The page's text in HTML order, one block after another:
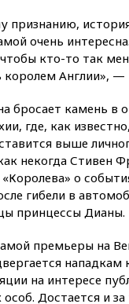
признанию,
очень
кто-то так
королем Англии», —
бросает камень в
где, как
выше
некогда Стивен
о
гибели в
принцессы Дианы.
премьеры на
нападкам
на интересе
Достается и